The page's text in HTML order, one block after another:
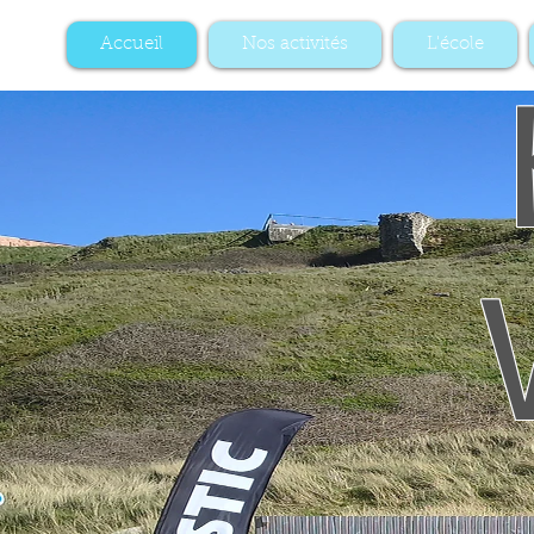
Accueil Nos activités L'école